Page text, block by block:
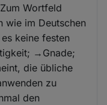
Wortfeld
wie im Deutschen
keine festen
→Gnade;
die übliche
zu
den